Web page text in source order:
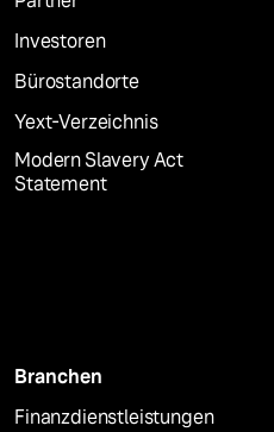
Investoren
Bürostandorte
Yext-Verzeichnis
Modern Slavery Act
Statement
Branchen
Finanzdienstleistungen